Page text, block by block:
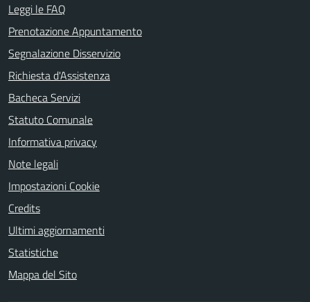
Leggi le FAQ
Prenotazione Appuntamento
Segnalazione Disservizio
Richiesta d'Assistenza
Bacheca Servizi
Statuto Comunale
Informativa privacy
Note legali
Impostazioni Cookie
Credits
Ultimi aggiornamenti
Statistiche
Mappa del Sito